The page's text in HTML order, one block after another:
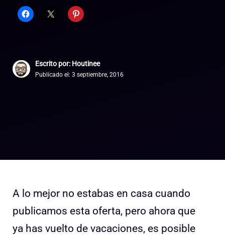
Escrito por: Houtinee
Publicado el: 3 septiembre, 2016
A lo mejor no estabas en casa cuando
publicamos esta oferta, pero ahora que
ya has vuelto de vacaciones, es posible